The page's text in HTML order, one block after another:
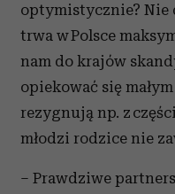
optymistycznie? Nie
trwa w Polsce
nam do krajów
opiekować się
rezygnują np. z
młodzi rodzice nie
– Prawdziwe